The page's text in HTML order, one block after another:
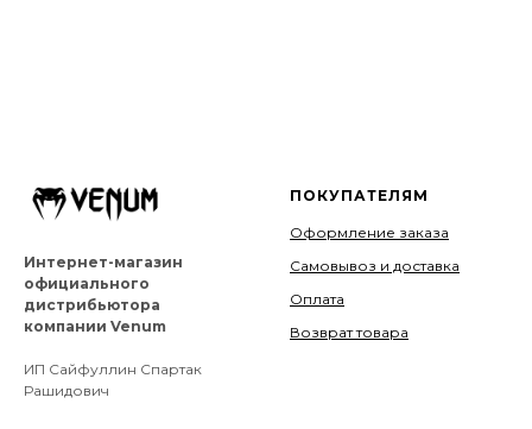
Интернет-магазин
официального
дистрибьютора
компании Venum
ИП Сайфуллин Спартак
Рашидович
ПОКУПАТЕЛЯМ
Оформление заказа
Самовывоз и доставка
Оплата
Возврат товара